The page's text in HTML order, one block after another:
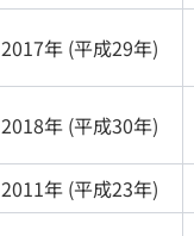
2017年 (平成29年)
2018年 (平成30年)
2011年 (平成23年)